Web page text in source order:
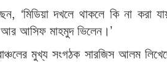
‘মিডিয়া দখলে থাকলে কি না করা
আর আসিফ মাহমুদ ভিলেন।’
মুখ্য সংগঠক সারজিস আলম